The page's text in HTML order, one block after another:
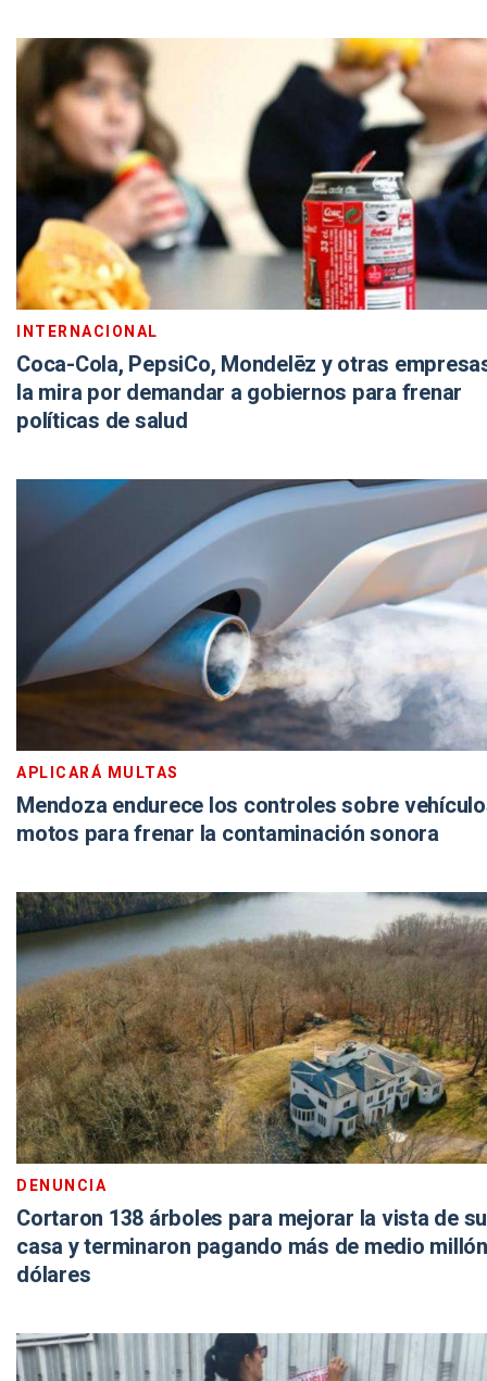
INTERNACIONAL
Coca-Cola, PepsiCo, Mondelēz y otras
la mira por demandar a gobiernos para frenar
políticas de salud
APLICARÁ MULTAS
Mendoza endurece los controles sobre
motos para frenar la contaminación sonora
DENUNCIA
Cortaron 138 árboles para mejorar la vista de su
casa y terminaron pagando más de medio
dólares